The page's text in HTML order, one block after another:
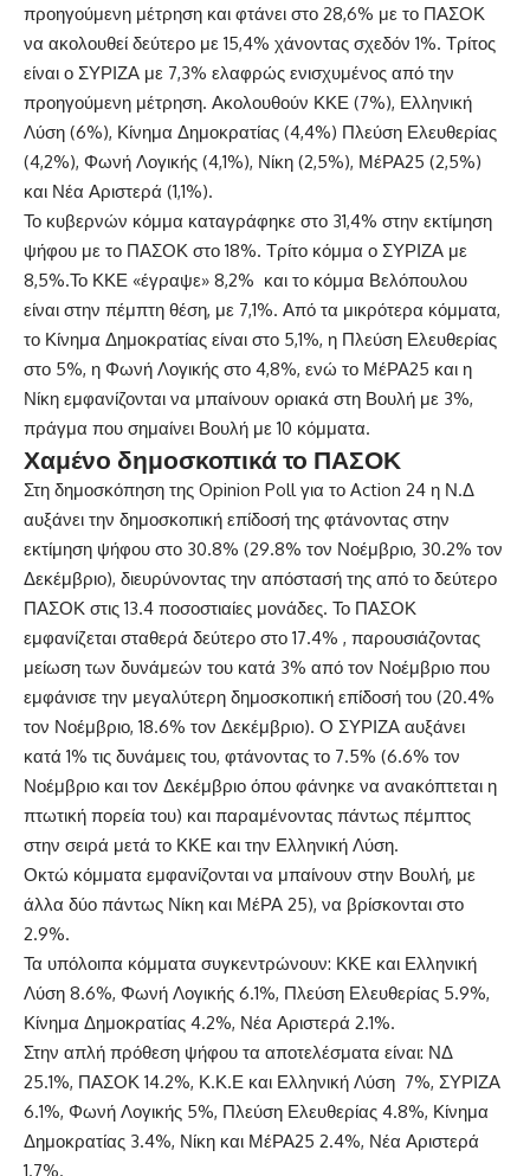
προηγούμενη μέτρηση και φτάνει στο 28,6% με το ΠΑΣΟΚ
να ακολουθεί δεύτερο με 15,4% χάνοντας σχεδόν 1%. Τρίτος
είναι ο ΣΥΡΙΖΑ με 7,3% ελαφρώς ενισχυμένος από την
προηγούμενη μέτρηση. Ακολουθούν ΚΚΕ (7%), Ελληνική
Λύση (6%), Κίνημα Δημοκρατίας (4,4%) Πλεύση Ελευθερίας
(4,2%), Φωνή Λογικής (4,1%), Νίκη (2,5%), ΜέΡΑ25 (2,5%)
και Νέα Αριστερά (1,1%).
Το κυβερνών κόμμα καταγράφηκε στο 31,4% στην εκτίμηση
ψήφου με το ΠΑΣΟΚ στο 18%. Τρίτο κόμμα ο ΣΥΡΙΖΑ με
8,5%.Το ΚΚΕ «έγραψε» 8,2% και το κόμμα Βελόπουλου
είναι στην πέμπτη θέση, με 7,1%. Από τα μικρότερα κόμματα,
το Κίνημα Δημοκρατίας είναι στο 5,1%, η Πλεύση Ελευθερίας
στο 5%, η Φωνή Λογικής στο 4,8%, ενώ το ΜέΡΑ25 και η
Νίκη εμφανίζονται να μπαίνουν οριακά στη Βουλή με 3%,
πράγμα που σημαίνει Βουλή με 10 κόμματα.
Χαμένο δημοσκοπικά το ΠΑΣΟΚ
Στη δημοσκόπηση της Opinion Poll για το Action 24 η Ν.Δ
αυξάνει την δημοσκοπική επίδοσή της φτάνοντας στην
εκτίμηση ψήφου στο 30.8% (29.8% τον Νοέμβριο, 30.2% τον
Δεκέμβριο), διευρύνοντας την απόστασή της από το δεύτερο
ΠΑΣΟΚ στις 13.4 ποσοστιαίες μονάδες. Το ΠΑΣΟΚ
εμφανίζεται σταθερά δεύτερο στο 17.4% , παρουσιάζοντας
μείωση των δυνάμεών του κατά 3% από τον Νοέμβριο που
εμφάνισε την μεγαλύτερη δημοσκοπική επίδοσή του (20.4%
τον Νοέμβριο, 18.6% τον Δεκέμβριο). Ο ΣΥΡΙΖΑ αυξάνει
κατά 1% τις δυνάμεις του, φτάνοντας το 7.5% (6.6% τον
Νοέμβριο και τον Δεκέμβριο όπου φάνηκε να ανακόπτεται η
πτωτική πορεία του) και παραμένοντας πάντως πέμπτος
στην σειρά μετά το ΚΚΕ και την Ελληνική Λύση.
Οκτώ κόμματα εμφανίζονται να μπαίνουν στην Βουλή, με
άλλα δύο πάντως Νίκη και ΜέΡΑ 25), να βρίσκονται στο
2.9%.
Τα υπόλοιπα κόμματα συγκεντρώνουν: ΚΚΕ και Ελληνική
Λύση 8.6%, Φωνή Λογικής 6.1%, Πλεύση Ελευθερίας 5.9%,
Κίνημα Δημοκρατίας 4.2%, Νέα Αριστερά 2.1%.
Στην απλή πρόθεση ψήφου τα αποτελέσματα είναι: ΝΔ
25.1%, ΠΑΣΟΚ 14.2%, Κ.Κ.Ε και Ελληνική Λύση 7%, ΣΥΡΙΖΑ
6.1%, Φωνή Λογικής 5%, Πλεύση Ελευθερίας 4.8%, Κίνημα
Δημοκρατίας 3.4%, Νίκη και ΜέΡΑ25 2.4%, Νέα Αριστερά
1.7%.